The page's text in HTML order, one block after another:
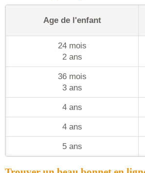
Age de l'enfant
24 mois
2 ans
36 mois
3 ans
4 ans
4 ans
5 ans